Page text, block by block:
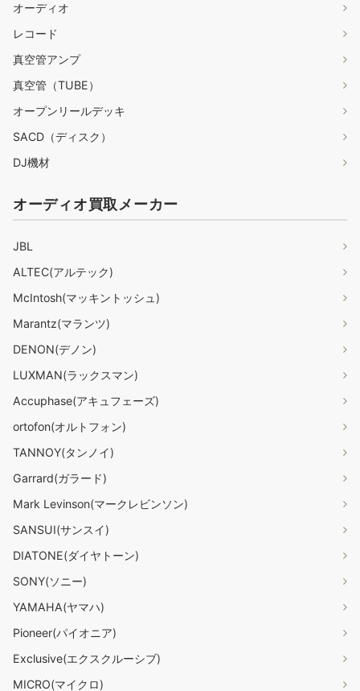
オーディオ
レコード
真空管アンプ
真空管（TUBE）
オープンリールデッキ
SACD（ディスク）
DJ機材
オーディオ買取メーカー
JBL
ALTEC(アルテック)
McIntosh(マッキントッシュ)
Marantz(マランツ)
DENON(デノン)
LUXMAN(ラックスマン)
Accuphase(アキュフェーズ)
ortofon(オルトフォン)
TANNOY(タンノイ)
Garrard(ガラード)
Mark Levinson(マークレビンソン)
SANSUI(サンスイ)
DIATONE(ダイヤトーン)
SONY(ソニー)
YAMAHA(ヤマハ)
Pioneer(パイオニア)
Exclusive(エクスクルーシブ)
MICRO(マイクロ)